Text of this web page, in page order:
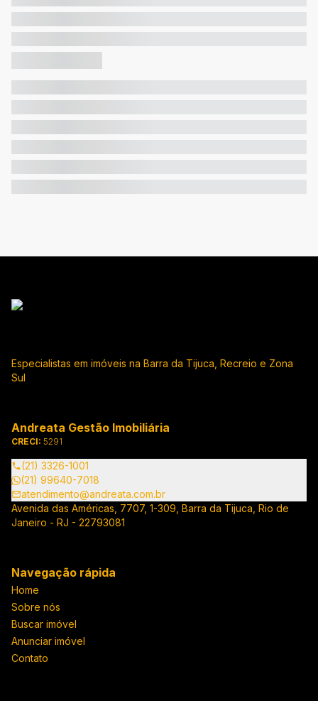
Especialistas em imóveis na Barra da Tijuca, Recreio e Zona
Sul
Andreata Gestão Imobiliária
CRECI: 5291
(21) 3326-1001
(21) 99640-7018
atendimento@andreata.com.br
Avenida das Américas, 7707, 1-309, Barra da Tijuca, Rio de
Janeiro - RJ - 22793081
Navegação rápida
Home
Sobre nós
Buscar imóvel
Anunciar imóvel
Contato